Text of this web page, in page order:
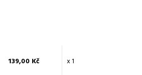
139,00 Kč x 1